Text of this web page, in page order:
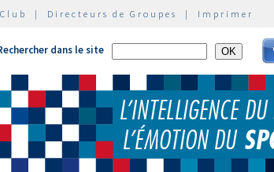
| Directeurs de Groupes | Imprimer
dans le site